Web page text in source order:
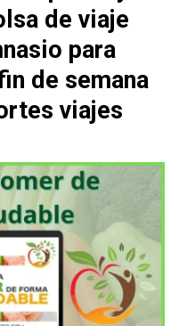
de viaje
para
de semana
viajes